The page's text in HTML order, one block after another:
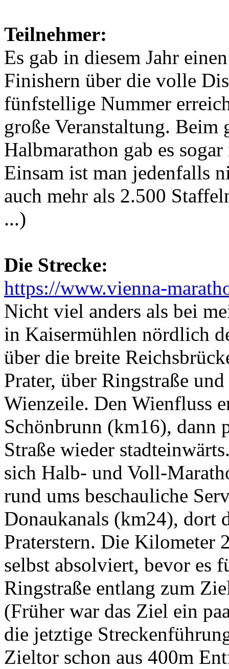
Teilnehmer:
Es gab in diesem Jahr
Finishern über die volle
fünfstellige Nummer
große Veranstaltung.
Halbmarathon gab es
Einsam ist man jedenfalls
auch mehr als 2.500
...)
Die Strecke:
https://www.vienna-
Nicht viel anders als bei
in Kaisermühlen nördlich
über die breite
Prater, über Ringstraße
Wienzeile. Den Wienfluss
Schönbrunn (km16), dann
Straße wieder
sich Halb- und Voll-
rund ums beschauliche
Donaukanals (km24), dort
Praterstern. Die Kilometer
selbst absolviert, bevor es
Ringstraße entlang zum
(Früher war das Ziel ein
die jetztige
Zieltor schon aus 400m